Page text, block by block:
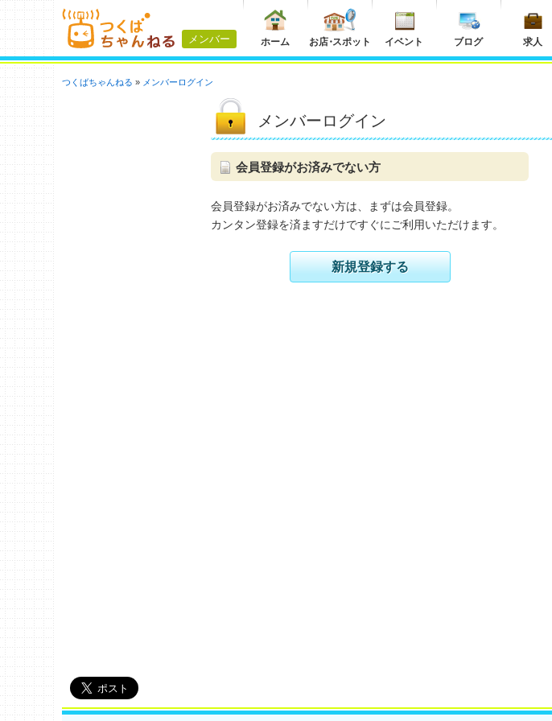
メンバー ホーム お店・スポット イベント ブログ 求人
つくばちゃんねる メンバーログイン
メンバーログイン
会員登録がお済みでない方
会員登録がお済みでない方は、まずは会員登録。
カンタン登録を済ますだけですぐにご利用いただけます。
新規登録する